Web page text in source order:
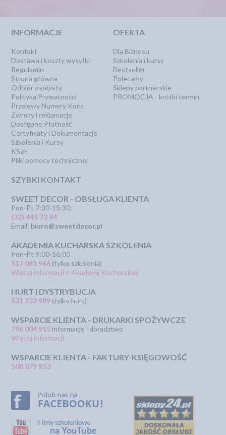
INFORMACJE
Kontakt
Dostawa i koszty wysyłki
Regulamin
Strona główna
Odbiór osobisty
Polityka Prywatności
Przelewy Numery Kont
Zwroty i reklamacje
Dostępne Płatność
Certyfikaty i Dokumentacje
Szkolenia i Kursy
KSeF
Pliki pomocy technicznej
OFERTA
Dla Biznesu
Szkolenia i kursy
Bestseller
Polecamy
Sklepy partnerskie
PROMOCJA - krótki termin
SZYBKI KONTAKT
SWEET DECOR - OBSŁUGA KLIENTA
Pon-Pt 7:30-15:30:
(32) 445 73 84
Email: biuro@sweetdecor.pl
AKADEMIA KUCHARSKA SZKOLENIA
Pon-Pt 9:00-16:00
517 081 966 (tylko szkolenia)
Więcej informacji o Akademii Kucharskiej
HURT I DYSTRYBUCJA
531 333 989 (tylko hurt)
WSPARCIE KLIENTA - DRUKARKI SPOŻYWCZE
796 004 915 informacje i doradztwo
Więcej informacji
WSPARCIE KLIENTA - FAKTURY-KSIĘGOWOŚĆ
508 079 953